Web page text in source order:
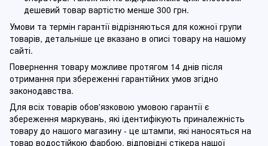
дешевий товар вартістю менше 300 грн.
Умови та термін гарантії відрізняються для кожної групи
товарів, детальніше це вказано в описі товару на нашому
сайті.
Повернення товару можливе протягом 14 днів після
отримання при збереженні гарантійних умов згідно
законодавства.
Для всіх товарів обов'язковою умовою гарантії є
збереження маркувань, які ідентифікують приналежність
товару до нашого магазину - це штампи, які наносяться на
товар водостійкою фарбою, відповідні стікера нашої